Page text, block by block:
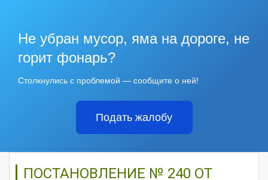
Не убран мусор, яма на дороге, не
горит фонарь?
Столкнулись с проблемой — сообщите о ней!
Подать жалобу
ПОСТАНОВЛЕНИЕ № 240 ОТ